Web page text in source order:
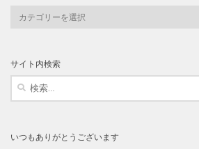
ー
サイト内検索
いつもありがとうございます